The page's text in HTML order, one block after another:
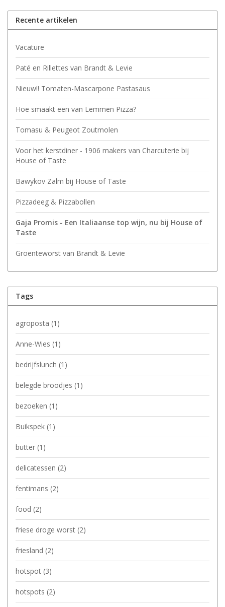
Recente artikelen
Vacature
Paté en Rillettes van Brandt & Levie
Nieuw!! Tomaten-Mascarpone Pastasaus
Hoe smaakt een van Lemmen Pizza?
Tomasu & Peugeot Zoutmolen
Voor het kerstdiner - 1906 makers van Charcuterie bij
House of Taste
Bawykov Zalm bij House of Taste
Pizzadeeg & Pizzabollen
Gaja Promis - Een Italiaanse top wijn, nu bij House of
Taste
Groenteworst van Brandt & Levie
Tags
agroposta (1)
Anne-Wies (1)
bedrijfslunch (1)
belegde broodjes (1)
bezoeken (1)
Buikspek (1)
butter (1)
delicatessen (2)
fentimans (2)
food (2)
friese droge worst (2)
friesland (2)
hotspot (3)
hotspots (2)